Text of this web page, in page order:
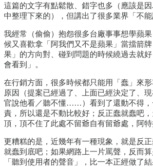
這篇的文字有點鬆散、錯字也多（應該是因
中整理下來的），但講出了很多業界「不能
我經常（偷偷）抱怨很多台廠事事想學蘋
候又喜歡拿「阿我們又不是蘋果」當擋箭
果」的方向對、碰到問題的時候繞過去就好
會看到」。
在行銷方面，很多時候都只能用「蠢」來
原因（提案已經過了、上面已經決定了、
官說他看／聽不懂……）看到了還動不得，
責，所以還是不動比較好；反正蠢就蠢吧
頂，頂不住了此處不留爺自有留爺處，阿特
更糟糕的是，近幾年有一種現象，就是反
就蠢到底吧；如果網路上一片罵聲，反而
「聽到使用者的聲音」，比一本正經做了